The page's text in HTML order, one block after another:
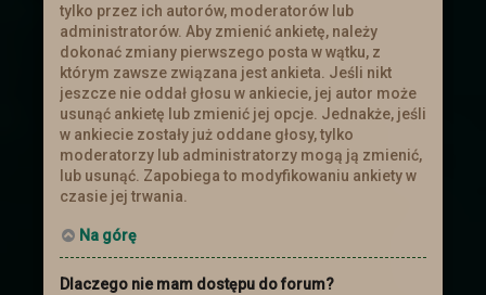
tylko przez ich autorów, moderatorów lub
administratorów. Aby zmienić ankietę, należy
dokonać zmiany pierwszego posta w wątku, z
którym zawsze związana jest ankieta. Jeśli nikt
jeszcze nie oddał głosu w ankiecie, jej autor może
usunąć ankietę lub zmienić jej opcje. Jednakże, jeśli
w ankiecie zostały już oddane głosy, tylko
moderatorzy lub administratorzy mogą ją zmienić,
lub usunąć. Zapobiega to modyfikowaniu ankiety w
czasie jej trwania.
Na górę
Dlaczego nie mam dostępu do forum?